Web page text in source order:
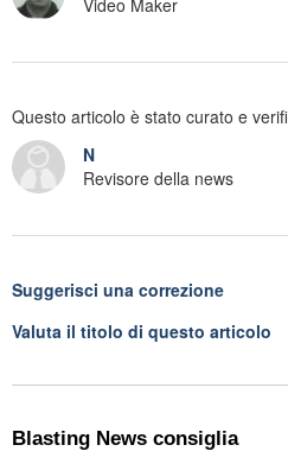
Video Maker
Questo articolo è stato curato e
N
Revisore della news
Suggerisci una correzione
Valuta il titolo di questo articolo
Blasting News consiglia